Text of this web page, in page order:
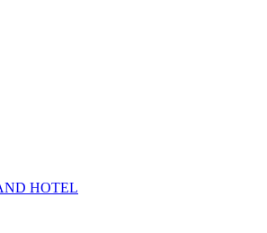
HOTEL